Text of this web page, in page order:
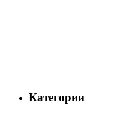
Категории